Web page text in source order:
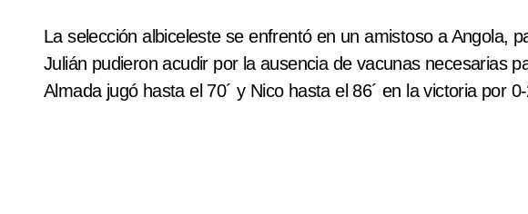
La selección albiceleste se enfrentó en un amistoso a Angola,
Julián pudieron acudir por la ausencia de vacunas necesarias
Almada jugó hasta el 70´ y Nico hasta el 86´ en la victoria por